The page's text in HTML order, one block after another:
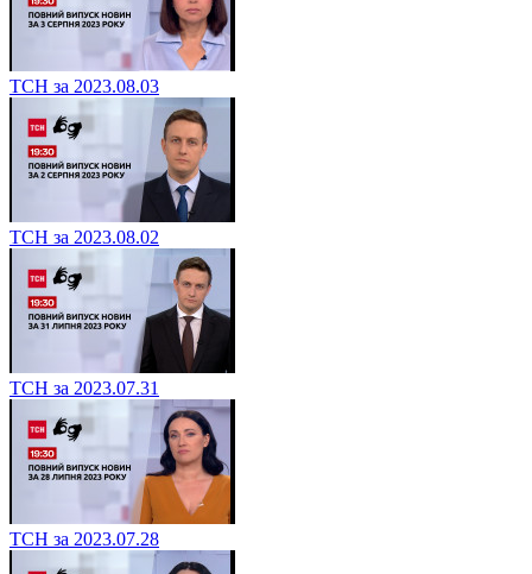
ТСН за 2023.08.03
ТСН за 2023.08.02
ТСН за 2023.07.31
ТСН за 2023.07.28